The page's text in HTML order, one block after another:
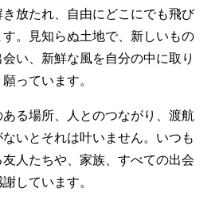
放たれ、自由にどこにでも飛び
。見知らぬ土地で、新しいもの
い、新鮮な風を自分の中に取り
っています。
る場所、人とのつながり、渡航
いとそれは叶いません。いつも
人たちや、家族、すべての出会
しています。